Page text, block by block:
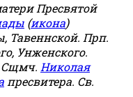
Пресвятой
(икона)
Тавеннской. Прп.
Унженского.
Сщмч. Николая
пресвитера. Св.